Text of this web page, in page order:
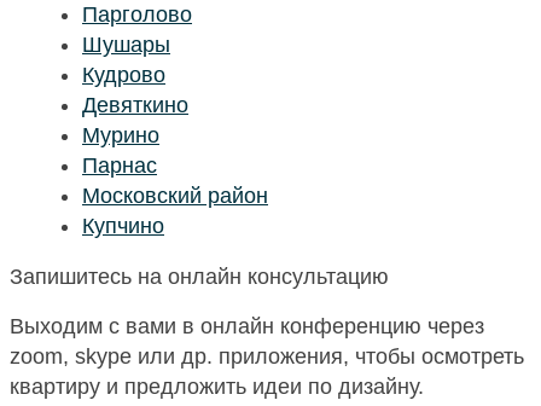
Парголово
Шушары
Кудрово
Девяткино
Мурино
Парнас
Московский район
Купчино
Запишитесь на онлайн консультацию
Выходим с вами в онлайн конференцию через
zoom, skype или др. приложения, чтобы осмотреть
квартиру и предложить идеи по дизайну.